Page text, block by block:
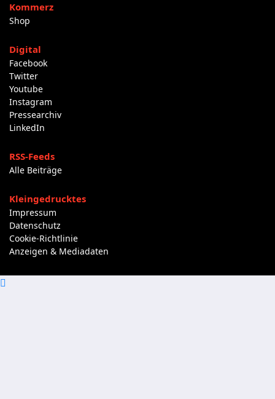
Kommerz
Shop
Digital
Facebook
Twitter
Youtube
Instagram
Pressearchiv
LinkedIn
RSS-Feeds
Alle Beiträge
Kleingedrucktes
Impressum
Datenschutz
Cookie-Richtlinie
Anzeigen & Mediadaten